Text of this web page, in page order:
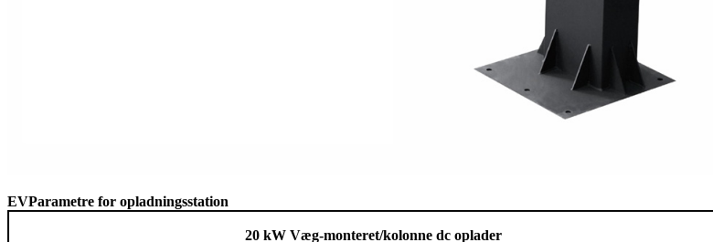
EVParametre for opladningsstation
20 kW Væg-monteret/kolonne dc oplader